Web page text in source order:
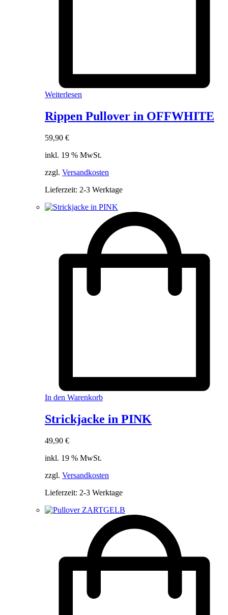
Weiterlesen
Rippen Pullover in OFFWHITE
59,90 €
inkl. 19 % MwSt.
zzgl. Versandkosten
Lieferzeit: 2-3 Werktage
In den Warenkorb
Strickjacke in PINK
49,90 €
inkl. 19 % MwSt.
zzgl. Versandkosten
Lieferzeit: 2-3 Werktage